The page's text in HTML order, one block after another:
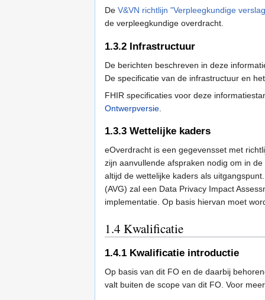
De V&VN richtlijn "Verpleegkundige
de verpleegkundige overdracht.
1.3.2 Infrastructuur
De berichten beschreven in deze
De specificatie van de infrastructuur en
FHIR specificaties voor deze
Ontwerpversie
1.3.3 Wettelijke kaders
eOverdracht is een gegevensset met
zijn aanvullende afspraken nodig om in
altijd de wettelijke kaders als
(AVG) zal een Data Privacy Impact
implementatie. Op basis hiervan moet
1.4 Kwalificatie
1.4.1 Kwalificatie introductie
Op basis van dit FO en de daarbij
valt buiten de scope van dit FO. Voor